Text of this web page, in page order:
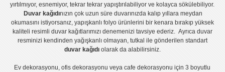
yırtılmıyor, esnemiyor, tekrar tekrar yapıştırılabiliyor ve kolayca sökülebiliyor.
Duvar kağıdınızın çok uzun süre duvarınızda kalıp yıllara meydan
okumasını istiyorsanız, yapışkanlı folyoürünlerini bir kenara bırakıp yüksek
kaliteli resimli duvar kağıtlarımızı denemenizi tavsiye ederiz. Ayrıca duvar
resminizi kendinden yağışkanlı olmayan, tutkal ile gönderilen standart
duvar kağıdıolarak da alabilirsiniz.
Ev dekorasyonu,ofis dekorasyonu veyacafe dekorasyonu için3 boyutlu